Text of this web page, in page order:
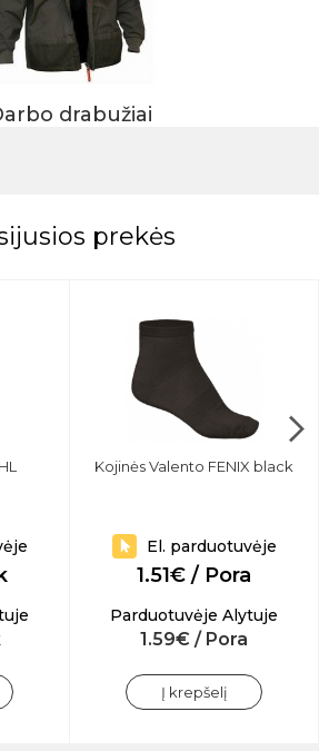
drabužiai
prekės
Kojinės Valento FENIX black
El. parduotuvėje
1.51€ / Pora
Parduotuvėje Alytuje
1.59€ / Pora
Į krepšelį